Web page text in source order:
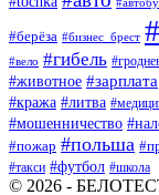
#берёза #бизнес_брест
#вело #гибель
#животное #зарплата
#кража #литва
#мошенничество
#пожар #польша
#такси #футбол #школа
© 2026 -